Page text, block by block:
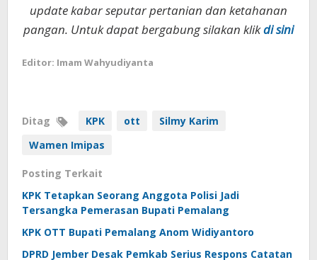
update kabar seputar pertanian dan ketahanan
pangan. Untuk dapat bergabung silakan klikdi sini
Editor: Imam Wahyudiyanta
Ditag KPK ott
Silmy Karim
Wamen Imipas
Posting Terkait
KPK Tetapkan Seorang Anggota Polisi Jadi
Tersangka Pemerasan Bupati Pemalang
KPK OTT Bupati Pemalang Anom Widiyantoro
DPRD Jember Desak Pemkab Serius Respons Catatan